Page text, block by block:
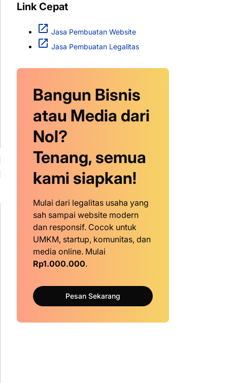
Link Cepat
Jasa Pembuatan Website
Jasa Pembuatan Legalitas
Bangun Bisnis
atau Media dari
Nol?
Tenang, semua
kami siapkan!
Mulai dari legalitas usaha yang
sah sampai website modern
dan responsif. Cocok untuk
UMKM, startup, komunitas, dan
media online. Mulai
Rp1.000.000.
Pesan Sekarang